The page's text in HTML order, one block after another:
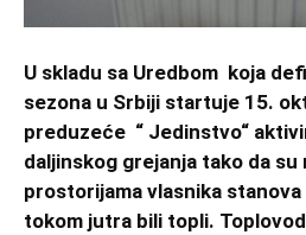
U skladu sa Uredbom koja
sezona u Srbiji startuje 15.
preduzeće “ Jedinstvo“
daljinskog grejanja tako da su
prostorijama vlasnika
tokom jutra bili topli.